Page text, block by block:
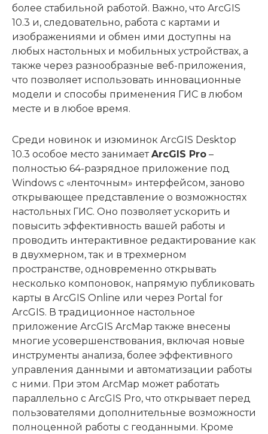
более стабильной работой. Важно, что ArcGIS
10.3 и, следовательно, работа с картами и
изображениями и обмен ими доступны на
любых настольных и мобильных устройствах, а
также через разнообразные веб-приложения,
что позволяет использовать инновационные
модели и способы применения ГИС в любом
месте и в любое время.
Среди новинок и изюминок ArcGIS Desktop
10.3 особое место занимаетArcGIS Pro –
полностью 64-разрядное приложение под
Windows с «ленточным» интерфейсом, заново
открывающее представление о возможностях
настольных ГИС. Оно позволяет ускорить и
повысить эффективность вашей работы и
проводить интерактивное редактирование как
в двухмерном, так и в трехмерном
пространстве, одновременно открывать
несколько компоновок, напрямую публиковать
карты в ArcGIS Online или через Portal for
ArcGIS. В традиционное настольное
приложение ArcGIS ArcMap также внесены
многие усовершенствования, включая новые
инструменты анализа, более эффективного
управления данными и автоматизации работы
с ними. При этом ArcMap может работать
параллельно с ArcGIS Pro, что открывает перед
пользователями дополнительные возможности
полноценной работы с геоданными. Кроме